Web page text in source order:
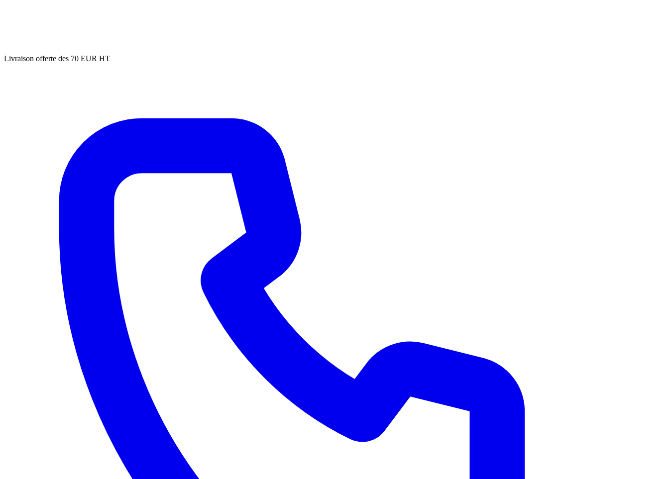
Livraison offerte des 70 EUR HT